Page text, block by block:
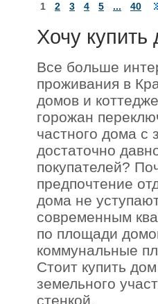
1 2 3 4 5 ... 40
Хочу купить
Все больше
проживания в
домов и
горожан
частного дома с
достаточно
покупателей?
предпочтение
дома не
современным
по площади
коммунальные
Стоит купить
земельного
стенкой.